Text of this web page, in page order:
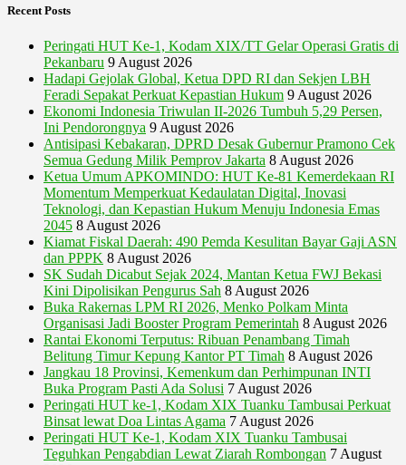
Recent Posts
Peringati HUT Ke-1, Kodam XIX/TT Gelar Operasi Gratis di
Pekanbaru 9 August 2026
Hadapi Gejolak Global, Ketua DPD RI dan Sekjen LBH
Feradi Sepakat Perkuat Kepastian Hukum 9 August 2026
Ekonomi Indonesia Triwulan II-2026 Tumbuh 5,29 Persen,
Ini Pendorongnya 9 August 2026
Antisipasi Kebakaran, DPRD Desak Gubernur Pramono Cek
Semua Gedung Milik Pemprov Jakarta 8 August 2026
Ketua Umum APKOMINDO: HUT Ke-81 Kemerdekaan RI
Momentum Memperkuat Kedaulatan Digital, Inovasi
Teknologi, dan Kepastian Hukum Menuju Indonesia Emas
2045 8 August 2026
Kiamat Fiskal Daerah: 490 Pemda Kesulitan Bayar Gaji ASN
dan PPPK 8 August 2026
SK Sudah Dicabut Sejak 2024, Mantan Ketua FWJ Bekasi
Kini Dipolisikan Pengurus Sah 8 August 2026
Buka Rakernas LPM RI 2026, Menko Polkam Minta
Organisasi Jadi Booster Program Pemerintah 8 August 2026
Rantai Ekonomi Terputus: Ribuan Penambang Timah
Belitung Timur Kepung Kantor PT Timah 8 August 2026
Jangkau 18 Provinsi, Kemenkum dan Perhimpunan INTI
Buka Program Pasti Ada Solusi 7 August 2026
Peringati HUT ke-1, Kodam XIX Tuanku Tambusai Perkuat
Binsat lewat Doa Lintas Agama 7 August 2026
Peringati HUT Ke-1, Kodam XIX Tuanku Tambusai
Teguhkan Pengabdian Lewat Ziarah Rombongan 7 August